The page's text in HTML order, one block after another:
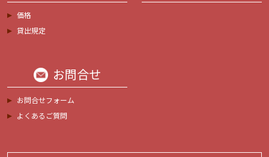
価格
貸出規定
お問合せ
お問合せフォーム
よくあるご質問